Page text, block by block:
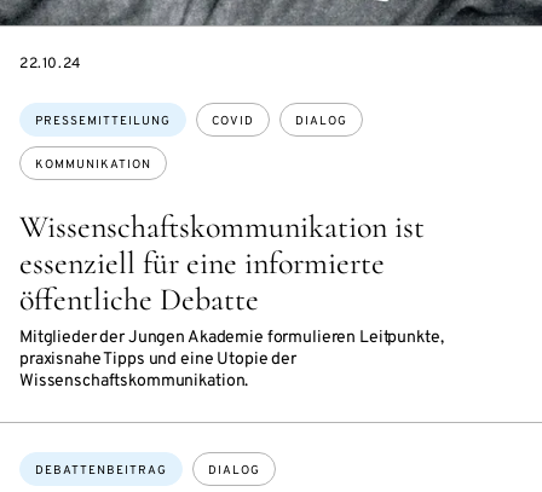
Wissenschaftskommunikation ist
essenziell für eine informierte
öffentliche Debatte
Mitglieder der Jungen Akademie formulieren Leitpunkte,
praxisnahe Tipps und eine Utopie der
Wissenschaftskommunikation.
Themen:
PRESSEMITTEILUNG COVID DIALOG
KOMMUNIKATION
DATE
22.10.24
Themen:
DEBATTENBEITRAG DIALOG